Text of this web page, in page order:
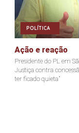
POLÍTICA
Ação e reação
Presidente do PL em
Justiça contra
ter ficado quieta"